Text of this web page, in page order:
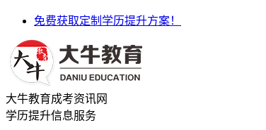
免费获取定制学历提升方案！
大牛教育成考资讯网
学历提升信息服务